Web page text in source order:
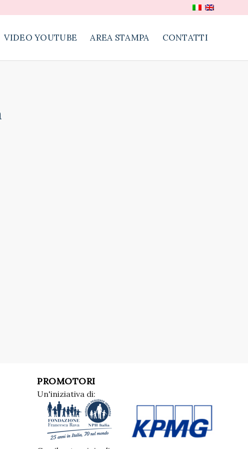
VIDEO YOUTUBE AREA STAMPA CONTATTI
PROMOTORI
Un'iniziativa di: